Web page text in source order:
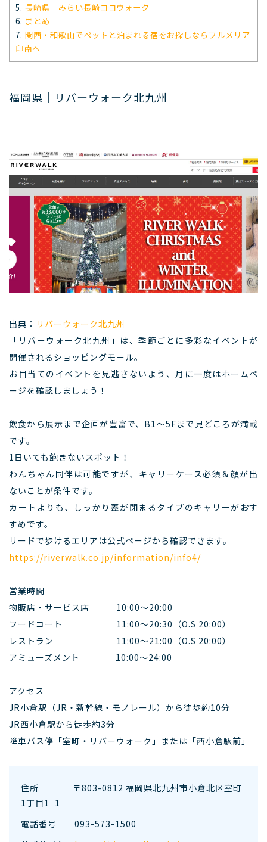
5. 長崎県｜みらい長崎ココウォーク
6. まとめ
7. 関西・和歌山でペットと泊まれる宿をお探しならプルメリア
印南へ
福岡県｜リバーウォーク北九州
出典： リバーウォーク北九州
「リバーウォーク北九州」は、季節ごとに多彩なイベントが
開催されるショッピングモール。
お目当てのイベントを見逃さないよう、月に一度はホームペ
ージを確認しましょう！
飲食から展示まで企画が豊富で、B1〜5Fまで見どころが満載
です。
1日いても飽きないスポット！
わんちゃん同伴は可能ですが、キャリーケース必須＆顔が出
ないことが条件です。
カートよりも、しっかり蓋が閉まるタイプのキャリーがおす
すめです。
リードで歩けるエリアは公式ページから確認できます。
https://riverwalk.co.jp/information/info4/
営業時間
物販店・サービス店 10:00～20:00
フードコート 11:00～20:30（O.S 20:00）
レストラン 11:00～21:00（O.S 20:00）
アミューズメント 10:00～24:00
アクセス
JR小倉駅（JR・新幹線・モノレール）から徒歩約10分
JR西小倉駅から徒歩約3分
降車バス停「室町・リバーウォーク」または「西小倉駅前」
住所 〒803-0812 福岡県北九州市小倉北区室町
1丁目1−1
電話番号 093-573-1500